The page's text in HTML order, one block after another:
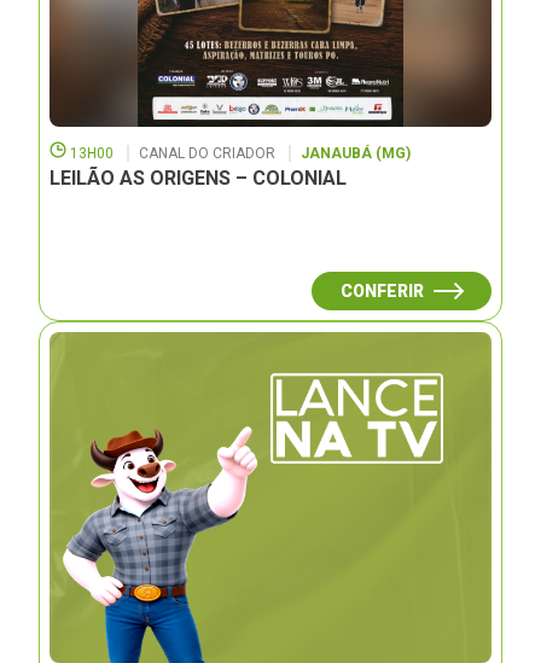
13H00 CANAL DO CRIADOR JANAUBÁ (MG)
LEILÃO AS ORIGENS – COLONIAL
CONFERIR